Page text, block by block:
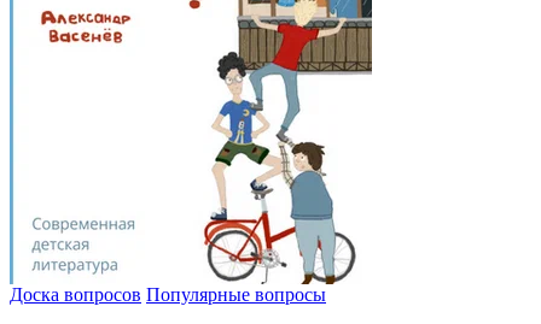
Доска вопросов Популярные вопросы